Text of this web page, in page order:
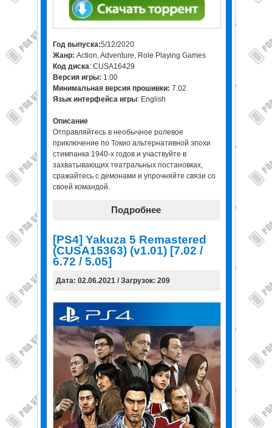
Год выпуска:5/12/2020
Жанр: Action, Adventure, Role Playing Games
Код диска: CUSA16429
Версия игры: 1.00
Минимальная версия прошивки: 7.02
Язык интерфейса игры: English
Описание
Отправляйтесь в необычное ролевое
приключение по Токио альтернативной эпохи
стимпанка 1940-х годов и участвуйте в
захватывающих театральных постановках,
сражайтесь с демонами и упрочняйте связи со
своей командой.
Подробнее
[PS4] Yakuza 5 Remastered
(CUSA15363) (v1.01) [7.02 /
6.72 / 5.05]
Дата: 02.06.2021 / Загрузок: 209